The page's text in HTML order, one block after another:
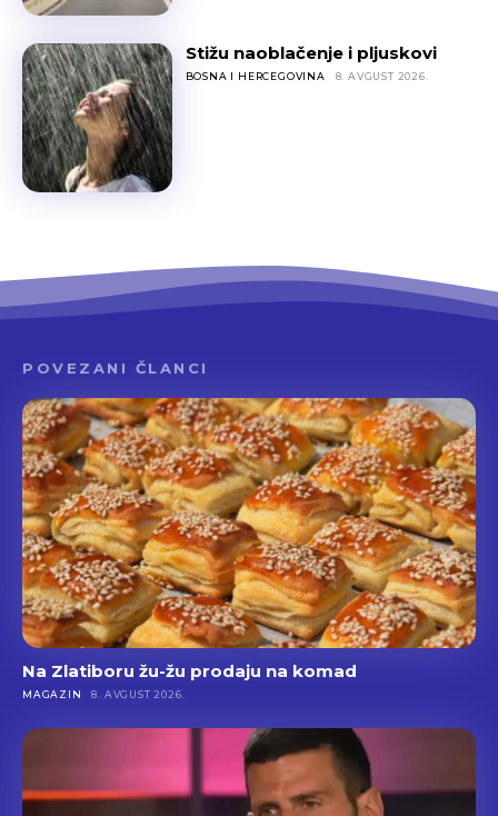
Stižu naoblačenje i pljuskovi
BOSNA I HERCEGOVINA 8. AVGUST 2026.
POVEZANI ČLANCI
Na Zlatiboru žu-žu prodaju na komad
MAGAZIN 8. AVGUST 2026.